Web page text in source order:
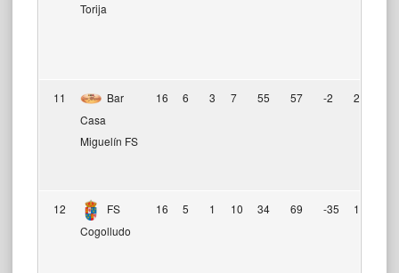
Torija
11
Bar
Casa
Miguelín FS
16 6 3 7 55 57 -2 21
12
FS
Cogolludo
16 5 1 10 34 69 -35 16